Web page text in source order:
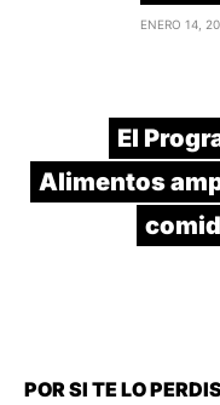
ENERO 14,
El
Alimentos
POR SI TE LO